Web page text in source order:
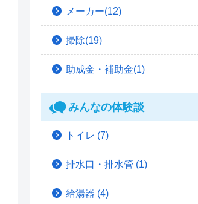
メーカー(12)
掃除(19)
助成金・補助金(1)
みんなの体験談
トイレ (7)
排水口・排水管 (1)
給湯器 (4)